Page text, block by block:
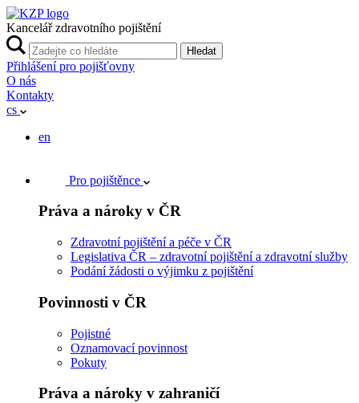
Kancelář zdravotního pojištění
Hledat
Přihlášení pro pojišťovny
O nás
Kontakty
cs
en
Pro pojištěnce
Práva a nároky v ČR
Zdravotní pojištění a péče v ČR
Legislativa ČR – zdravotní pojištění a zdravotní služby
Podání žádosti o výjimku z pojištění
Povinnosti v ČR
Pojistné
Oznamovací povinnost
Pokuty
Práva a nároky v zahraničí